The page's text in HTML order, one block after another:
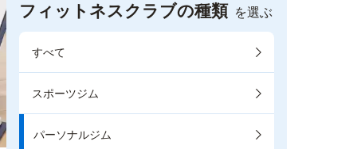
フィットネスクラブの種類 を選ぶ
すべて
スポーツジム
パーソナルジム